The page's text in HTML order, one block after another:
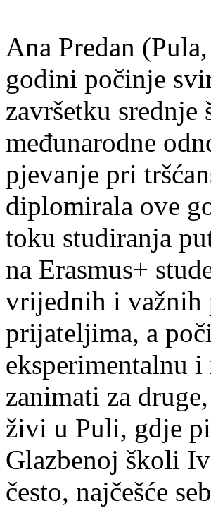
Ana Predan
godini počinje
završetku
međunarodne
pjevanje pri
diplomirala ove
toku studiranja
na Erasmus+
vrijednih i važnih
prijateljima, a
eksperimentalnu
zanimati za
živi u Puli, gdje
Glazbenoj školi
često, najčešće